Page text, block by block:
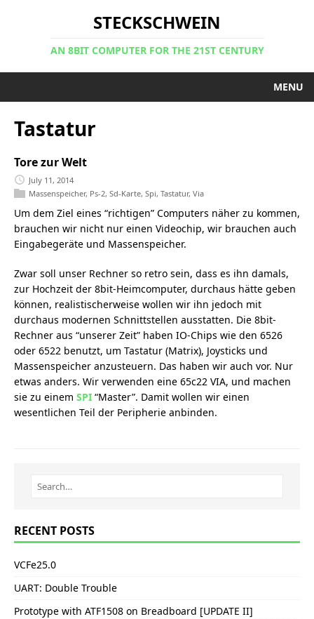
STECKSCHWEIN
AN 8BIT COMPUTER FOR THE 21ST CENTURY
MENU
Tastatur
Tore zur Welt
July 11, 2014
Massenspeicher, Ps-2, Sd-Karte, Spi, Tastatur, Via
Um dem Ziel eines “richtigen” Computers näher zu kommen,
brauchen wir nicht nur einen Videochip, wir brauchen auch
Eingabegeräte und Massenspeicher.
Zwar soll unser Rechner so retro sein, dass es ihn damals,
zur Hochzeit der 8bit-Heimcomputer, durchaus hätte geben
können, realistischerweise wollen wir ihn jedoch mit
durchaus modernen Schnittstellen ausstatten. Die 8bit-
Rechner aus “unserer Zeit” haben IO-Chips wie den 6526
oder 6522 benutzt, um Tastatur (Matrix), Joysticks und
Massenspeicher anzusteuern. Das haben wir auch vor. Nur
etwas anders. Wir verwenden eine 65c22 VIA, und machen
sie zu einem SPI “Master”. Damit wollen wir einen
wesentlichen Teil der Peripherie anbinden.
RECENT POSTS
VCFe25.0
UART: Double Trouble
Prototype with ATF1508 on Breadboard [UPDATE II]